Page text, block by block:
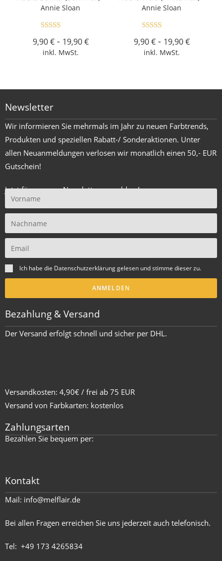
Annie Sloan
5.00
von 5
9,90€- 19,90€
inkl. MwSt.
Annie Sloan
mit
4.72
9,90€- 19,90€
inkl. MwSt.
Newsletter
Wir informieren Sie mehrmals im Jahr zu neuen Farbtrends,
Produkten und speziellen Rabatt-/ Sonderaktionen. Unter
allen Neuanmeldungen verlosen wir monatlich einen 50,- EUR
Gutschein!
Jetzt für unseren Newsletter anmelden !
Ich habe die Datenschutzerklärunggelesen und stimme dieser zu.
ANMELDEN
Bezahlung & Versand
Der Versand erfolgt schnell und sicher per DHL.
Versandkosten: 4,90€ / frei ab 75 EUR
Versand von Farbkarten: kostenlos
Zahlungsarten
Bezahlen Sie bequem per:
Kontakt
Mail: info@melflair.de
Bei allen Fragen erreichen Sie uns jederzeit auch telefonisch.
Tel: +49 173 4265834